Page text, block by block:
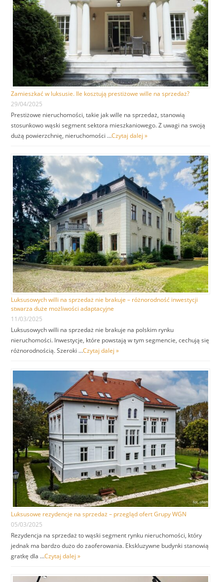
Zamieszkać w luksusie. Ile kosztują prestiżowe wille na sprzedaż?
29/04/2025
Prestiżowe nieruchomości, takie jak wille na sprzedaż, stanowią
stosunkowo wąski segment sektora mieszkaniowego. Z uwagi na swoją
dużą powierzchnię, nieruchomości …Czytaj dalej »
Luksusowych willi na sprzedaż nie brakuje – różnorodność inwestycji
stwarza duże możliwości adaptacyjne
11/03/2025
Luksusowych willi na sprzedaż nie brakuje na polskim rynku
nieruchomości. Inwestycje, które powstają w tym segmencie, cechują się
różnorodnością. Szeroki …Czytaj dalej »
Luksusowe rezydencje na sprzedaż – przegląd ofert Grupy WGN
05/03/2025
Rezydencja na sprzedaż to wąski segment rynku nieruchomości, który
jednak ma bardzo dużo do zaoferowania. Ekskluzywne budynki stanowią
gratkę dla …Czytaj dalej »